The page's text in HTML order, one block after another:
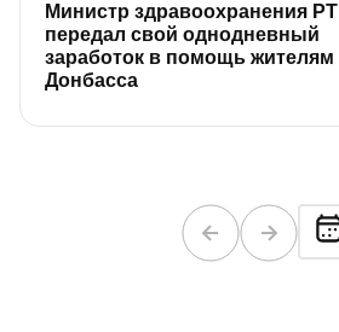
Министр здравоохранения РТ
передал свой однодневный
заработок в помощь жителям
Донбасса